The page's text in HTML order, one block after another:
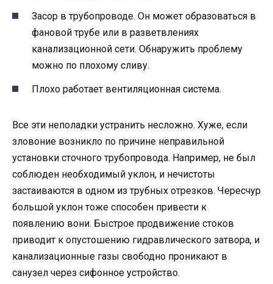
Засор в трубопроводе. Он может образоваться в
фановой трубе или в разветвлениях
канализационной сети. Обнаружить проблему
можно по плохому сливу.
Плохо работает вентиляционная система.
Все эти неполадки устранить несложно. Хуже, если
зловоние возникло по причине неправильной
установки сточного трубопровода. Например, не был
соблюден необходимый уклон, и нечистоты
застаиваются в одном из трубных отрезков. Чересчур
большой уклон тоже способен привести к
появлению вони. Быстрое продвижение стоков
приводит к опустошению гидравлического затвора, и
канализационные газы свободно проникают в
санузел через сифонное устройство.